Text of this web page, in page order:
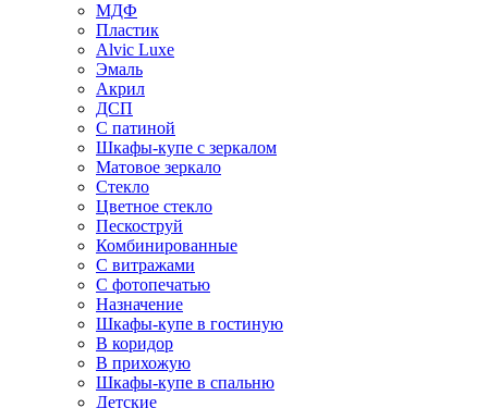
МДФ
Пластик
Alvic Luxe
Эмаль
Акрил
ДСП
С патиной
Шкафы-купе с зеркалом
Матовое зеркало
Стекло
Цветное стекло
Пескоструй
Комбинированные
С витражами
С фотопечатью
Назначение
Шкафы-купе в гостиную
В коридор
В прихожую
Шкафы-купе в спальню
Детские